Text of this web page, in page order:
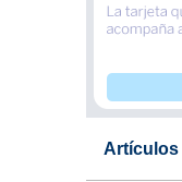
Artículos